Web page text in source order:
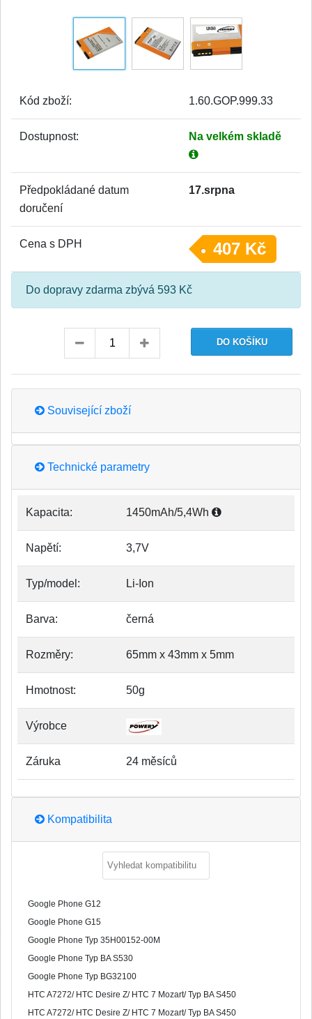
Kód zboží: 1.60.GOP.999.33
Dostupnost: Na velkém skladě
Předpokládané datum
doručení
17.srpna
Cena s DPH 407 Kč
Do dopravy zdarma zbývá 593 Kč
Související zboží
Technické parametry
Kapacita: 1450mAh/5,4Wh
Napětí: 3,7V
Typ/model: Li-Ion
Barva: černá
Rozměry: 65mm x 43mm x 5mm
Hmotnost: 50g
Výrobce
Záruka 24 měsíců
Kompatibilita
Google Phone G12
Google Phone G15
Google Phone Typ 35H00152-00M
Google Phone Typ BA S530
Google Phone Typ BG32100
HTC A7272/ HTC Desire Z/ HTC 7 Mozart/ Typ BA S450
HTC A7272/ HTC Desire Z/ HTC 7 Mozart/ Typ BA S450